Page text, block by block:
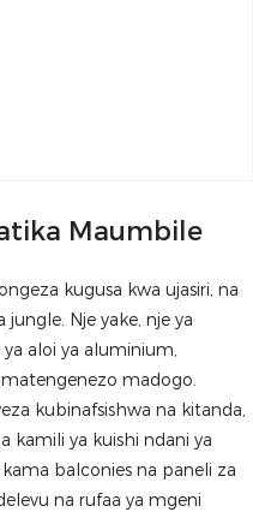
Maumbile
kugusa kwa ujasiri, na
Nje yake, nje ya
aloi ya aluminium,
madogo.
kubinafsishwa na kitanda,
kamili ya kuishi ndani ya
balconies na paneli za
na rufaa ya mgeni